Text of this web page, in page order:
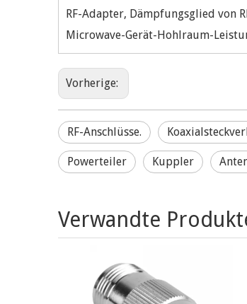
RF-Adapter, Dämpfungsglied von
Microwave-Gerät-Hohlraum-
Vorherige:
RF-Anschlüsse.
Powerteiler Kuppler
Verwandte